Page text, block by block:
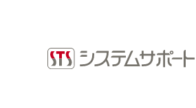
ソリューション・プロダクト